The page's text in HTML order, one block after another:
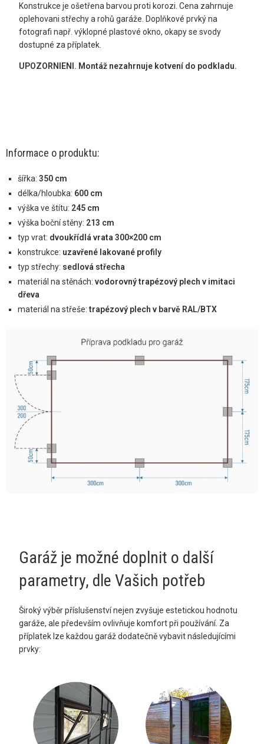
Konstrukce je ošetřena barvou proti korozi. Cena zahrnuje
oplehovani střechy a rohů garáže. Doplňkové prvký na
fotografi např. výklopné plastové okno, okapy se svody
dostupné za příplatek.
UPOZORNIENI. Montáž nezahrnuje kotvení do podkladu.
Informace o produktu:
šířka: 350 cm
délka/hloubka: 600 cm
výška ve štítu: 245 cm
výška boční stěny: 213 cm
typ vrat: dvoukřídlá vrata 300×200 cm
konstrukce: uzavřené lakované profily
typ střechy: sedlová střecha
materiál na stěnách: vodorovný trapézový plech v imitaci
dřeva
materiál na střeše:trapézový plech v barvě RAL/BTX
Garáž je možné doplnit o další
parametry, dle Vašich potřeb
Široký výběr příslušenství nejen zvyšuje estetickou hodnotu
garáže, ale především ovlivňuje komfort při používání. Za
příplatek lze každou garáž dodatečně vybavit následujícími
prvky: